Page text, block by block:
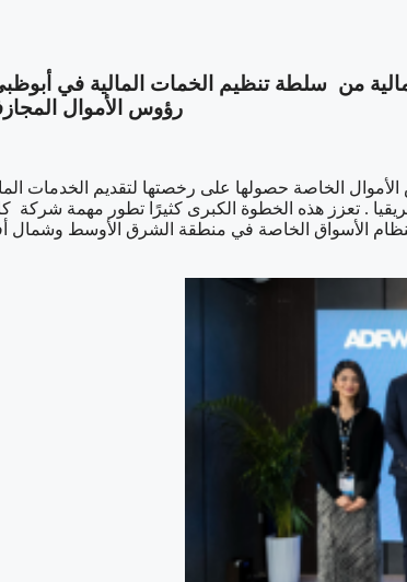
رؤوس الأموال
هذه الخطوة الكبرى كثيرًا تطور مهمة شركة
الأسواق الخاصة في منطقة الشرق الأوسط وشمال